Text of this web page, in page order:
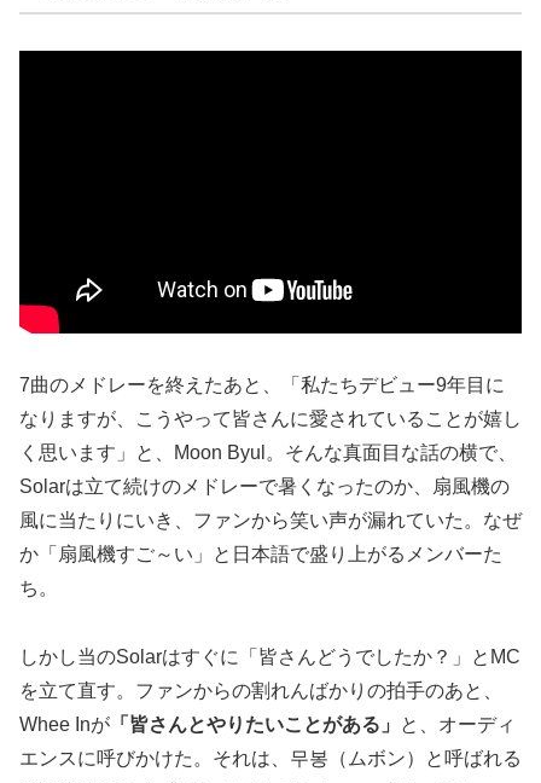
7曲のメドレーを終えたあと、「私たちデビュー9年目に
なりますが、こうやって皆さんに愛されていることが嬉し
く思います」と、Moon Byul。そんな真面目な話の横で、
Solarは立て続けのメドレーで暑くなったのか、扇風機の
風に当たりにいき、ファンから笑い声が漏れていた。なぜ
か「扇風機すご～い」と日本語で盛り上がるメンバーた
ち。
しかし当のSolarはすぐに「皆さんどうでしたか？」とMC
を立て直す。ファンからの割れんばかりの拍手のあと、
Whee Inが 「皆さんとやりたいことがある」
と、オーディ
エンスに呼びかけた。それは、무봉（ムボン）と呼ばれる